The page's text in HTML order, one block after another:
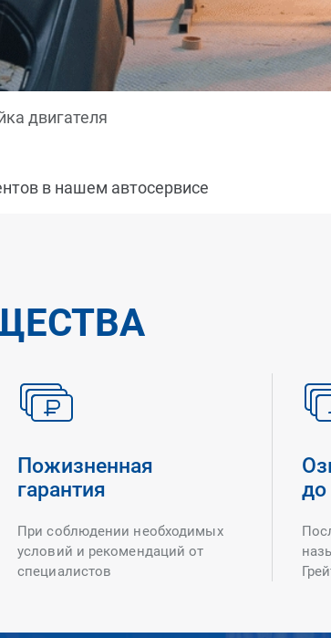
двигателя
в нашем автосервисе
Пожизненная
гарантия
При соблюдении необходимых
условий и рекомендаций от
специалистов
до